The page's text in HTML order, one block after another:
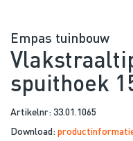
Empas tuinbouw
spuithoek
Artikelnr: 33.01.1065
Download: